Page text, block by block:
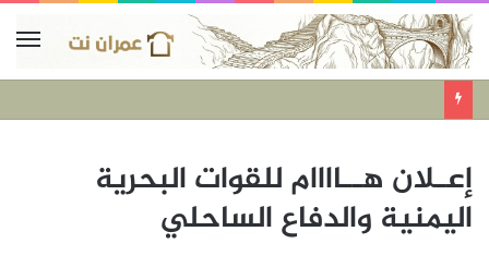
إعـلان هــاااام للقوات البحرية
اليمنية والدفاع الساحلي